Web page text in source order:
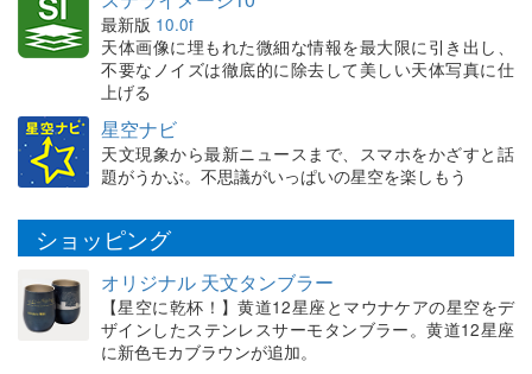
最新版 10.0f
天体画像に埋もれた微細な情報を最大限に引き出し、
不要なノイズは徹底的に除去して美しい天体写真に仕
上げる
星空ナビ
天文現象から最新ニュースまで、スマホをかざすと話
題がうかぶ。不思議がいっぱいの星空を楽しもう
ショッピング
オリジナル 天文タンブラー
【星空に乾杯！】黄道12星座とマウナケアの星空をデ
ザインしたステンレスサーモタンブラー。黄道12星座
に新色モカブラウンが追加。